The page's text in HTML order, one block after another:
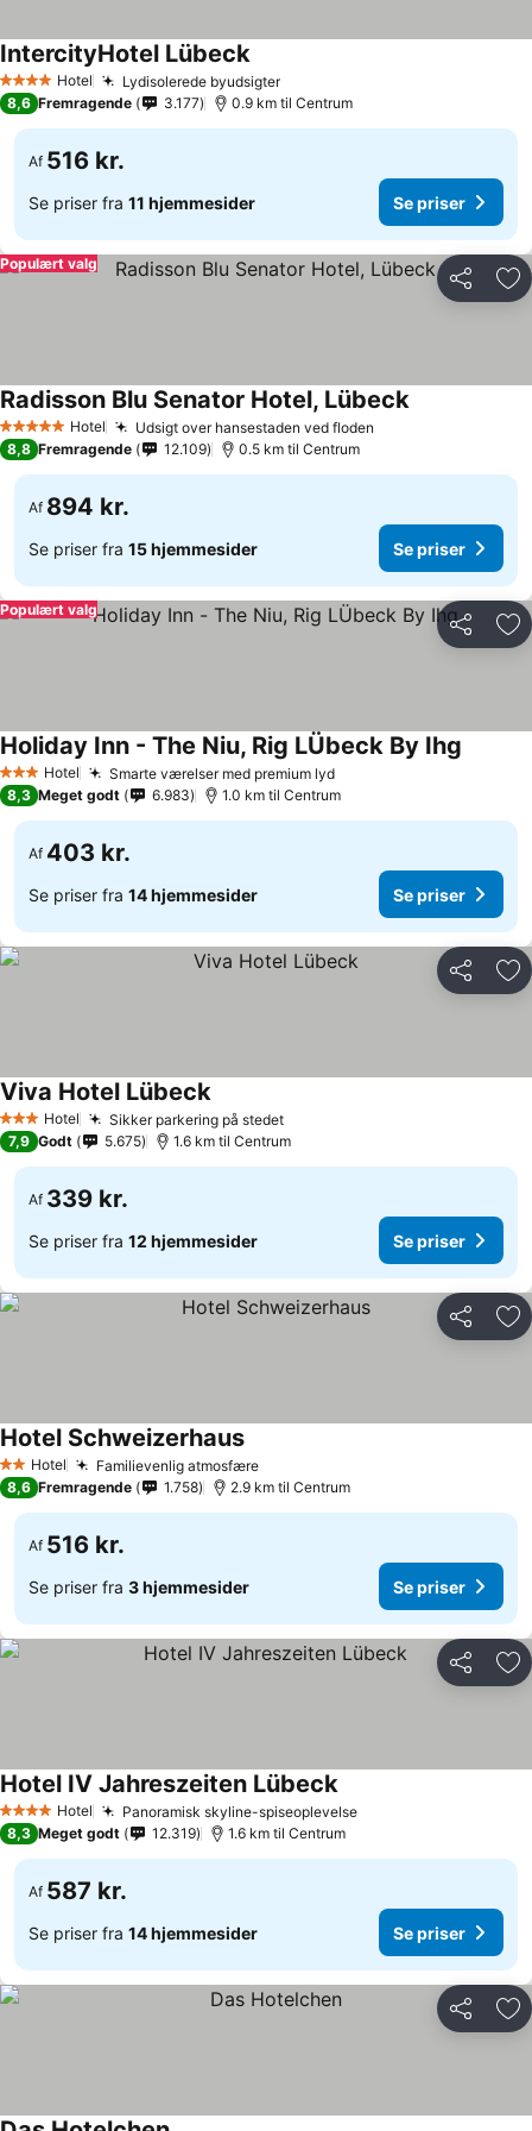
4 StjernerHotel Lydisolerede byudsigter
IntercityHotel Lübeck
8,6 Fremragende 3.177 0.9 km til Centrum
Af 516 kr.
Se priser fra 11 hjemmesider Se priser
Del
Populært valg
5 Stjerner Hotel Udsigt over hansestaden ved floden
Radisson Blu Senator Hotel, Lübeck
8,8 Fremragende 12.109 0.5 km til Centrum
Af 894 kr.
Se priser fra 15 hjemmesider Se priser
Del
Populært valg
3 StjernerHotel Smarte værelser med premium lyd
Holiday Inn - The Niu, Rig LÜbeck By Ihg
8,3 Meget godt 6.983 1.0 km til Centrum
Af 403 kr.
Se priser fra 14 hjemmesider Se priser
Del
3 StjernerHotel Sikker parkering på stedet
Viva Hotel Lübeck
7,9 Godt 5.675 1.6 km til Centrum
Af 339 kr.
Se priser fra 12 hjemmesider Se priser
Del
2 Stjerner
Hotel Familievenlig atmosfære
Hotel Schweizerhaus
8,6 Fremragende 1.758 2.9 km til Centrum
Af 516 kr.
Se priser fra 3 hjemmesider Se priser
Del
4 StjernerHotel Panoramisk skyline-spiseoplevelse
Hotel IV Jahreszeiten Lübeck
8,3 Meget godt 12.319 1.6 km til Centrum
Af 587 kr.
Se priser fra 14 hjemmesider Se priser
Del